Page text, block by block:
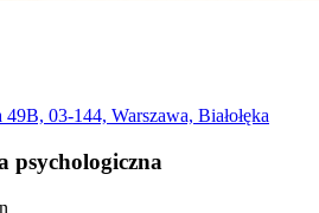
03-144, Warszawa, Białołęka
psychologiczna